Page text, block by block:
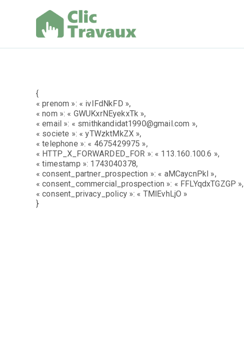
{
« prenom »: « ivIFdNkFD »,
« nom »: « GWUKxrNEyekxTk »,
« email »: « smithkandidat1990@gmail.com »,
« societe »: « yTWzktMkZX »,
« telephone »: « 4675429975 »,
« HTTP_X_FORWARDED_FOR »: « 113.160.100.6 »,
« timestamp »: 1743040378,
« consent_partner_prospection »: « aMCaycnPkl »,
« consent_commercial_prospection »: « FFLYqdxTGZGP »,
« consent_privacy_policy »: « TMlEvhLjO »
}